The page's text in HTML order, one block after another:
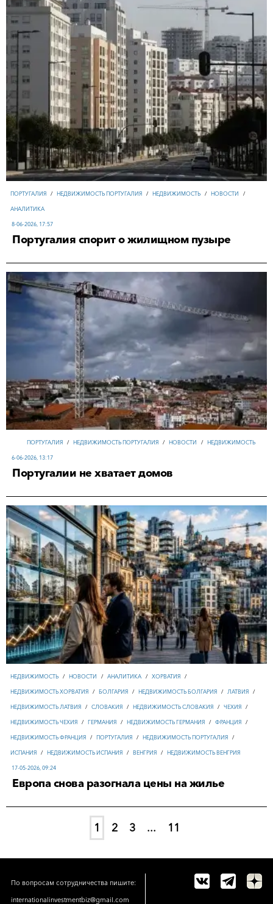
ПОРТУГАЛИЯ / НЕДВИЖИМОСТЬ ПОРТУГАЛИЯ / НЕДВИЖИМОСТЬ / НОВОСТИ /
АНАЛИТИКА
8-06-2026, 17:57
Португалия спорит о жилищном пузыре
ПОРТУГАЛИЯ / НЕДВИЖИМОСТЬ ПОРТУГАЛИЯ / НОВОСТИ / НЕДВИЖИМОСТЬ
6-06-2026, 13:17
Португалии не хватает домов
НЕДВИЖИМОСТЬ / НОВОСТИ / АНАЛИТИКА / ХОРВАТИЯ /
НЕДВИЖИМОСТЬ ХОРВАТИЯ / БОЛГАРИЯ / НЕДВИЖИМОСТЬ БОЛГАРИЯ / ЛАТВИЯ /
НЕДВИЖИМОСТЬ ЛАТВИЯ / СЛОВАКИЯ / НЕДВИЖИМОСТЬ СЛОВАКИЯ / ЧЕХИЯ /
НЕДВИЖИМОСТЬ ЧЕХИЯ / ГЕРМАНИЯ / НЕДВИЖИМОСТЬ ГЕРМАНИЯ / ФРАНЦИЯ /
НЕДВИЖИМОСТЬ ФРАНЦИЯ / ПОРТУГАЛИЯ / НЕДВИЖИМОСТЬ ПОРТУГАЛИЯ /
ИСПАНИЯ / НЕДВИЖИМОСТЬ ИСПАНИЯ / ВЕНГРИЯ / НЕДВИЖИМОСТЬ ВЕНГРИЯ
17-05-2026, 09:24
Европа снова разогнала цены на жилье
1 2 3 ... 11
По вопросам сотрудничества пишите:
internationalinvestmentbiz@gmail.com